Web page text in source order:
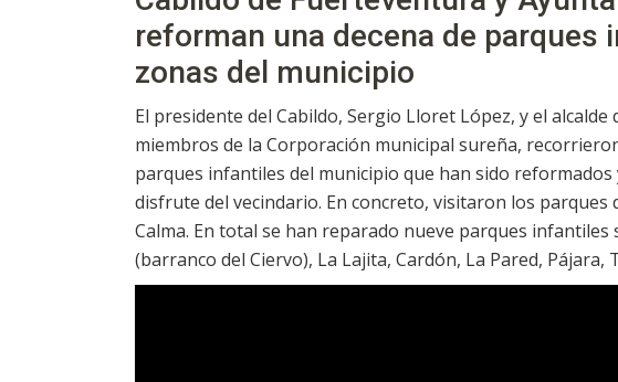
reforman una decena de parques
zonas del municipio
El presidente del Cabildo, Sergio Lloret López, y el
miembros de la Corporación municipal sureña,
parques infantiles del municipio que han sido
disfrute del vecindario. En concreto, visitaron los parques
Calma. En total se han reparado nueve parques infantiles
(barranco del Ciervo), La Lajita, Cardón, La Pared, Pájara,